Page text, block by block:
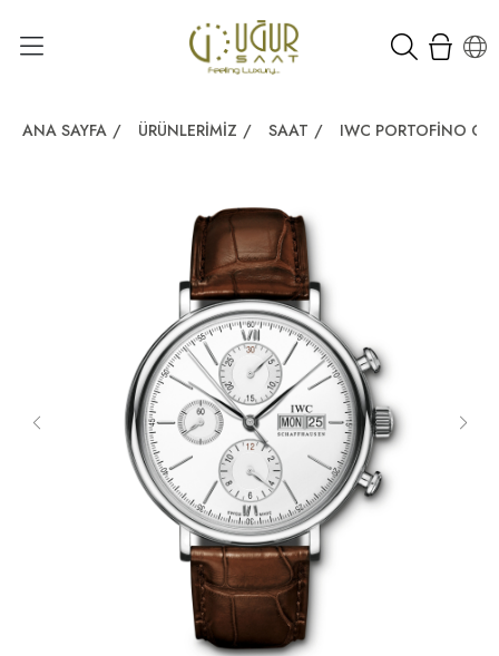
ANA SAYFA / ÜRÜNLERIMIZ / SAAT / IWC PORTOFINO